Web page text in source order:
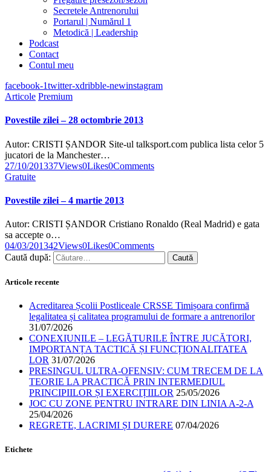
Secretele Antrenorului
Portarul | Numărul 1
Metodică | Leadership
Podcast
Contact
Contul meu
facebook-1twitter-xdribble-newinstagram
Articole Premium
Povestile zilei – 28 octombrie 2013
Autor: CRISTI ȘANDOR Site-ul talksport.com publica lista celor 5
jucatori de la Manchester…
27/10/201337Views0Likes0Comments
Gratuite
Povestile zilei – 4 martie 2013
Autor: CRISTI ȘANDOR Cristiano Ronaldo (Real Madrid) e gata
sa accepte o…
04/03/201342Views0Likes0Comments
Caută după:
Articole recente
Acreditarea Școlii Postliceale CRSSE Timișoara confirmă
legalitatea și calitatea programului de formare a antrenorilor
31/07/2026
CONEXIUNILE – LEGĂTURILE ÎNTRE JUCĂTORI,
IMPORTANȚA TACTICĂ ȘI FUNCȚIONALITATEA
LOR 31/07/2026
PRESINGUL ULTRA-OFENSIV: CUM TRECEM DE LA
TEORIE LA PRACTICĂ PRIN INTERMEDIUL
PRINCIPIILOR ȘI EXERCIȚIILOR 25/05/2026
JOC CU ZONE PENTRU INTRARE DIN LINIA A-2-A
25/04/2026
REGRETE, LACRIMI ȘI DURERE 07/04/2026
Etichete